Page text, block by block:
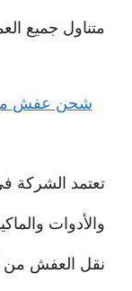
متناول جميع
شحن عفش من
تعتمد الشركة
والأدوات
نقل العفش من